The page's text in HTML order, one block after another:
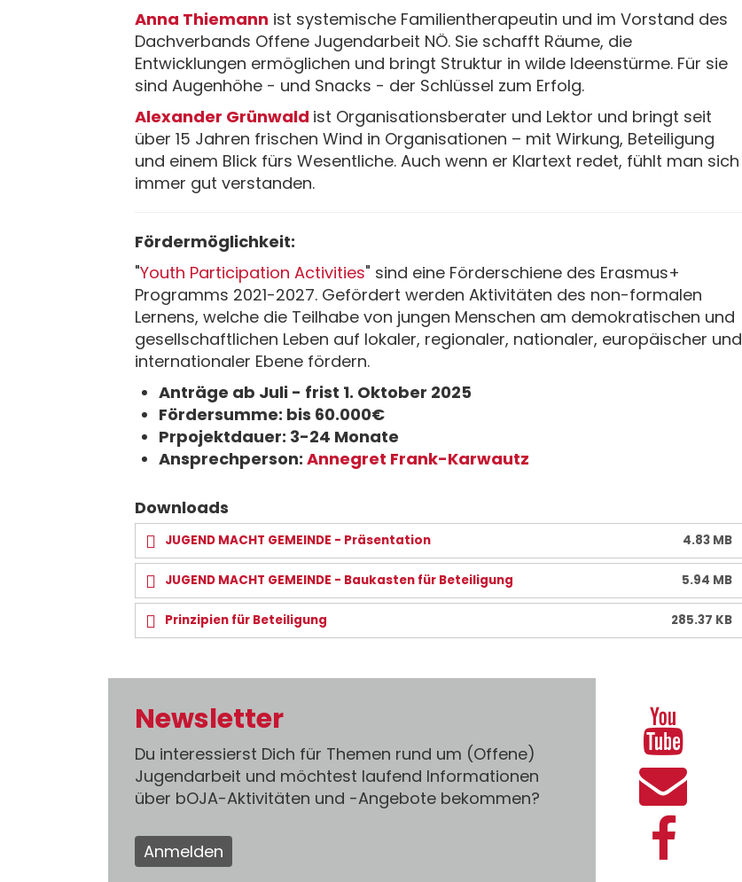
Anna Thiemann ist systemische Familientherapeutin und im Vorstand des
Dachverbands Offene Jugendarbeit NÖ. Sie schafft Räume, die
Entwicklungen ermöglichen und bringt Struktur in wilde Ideenstürme. Für sie
sind Augenhöhe - und Snacks - der Schlüssel zum Erfolg.
Alexander Grünwald ist Organisationsberater und Lektor und bringt seit
über 15 Jahren frischen Wind in Organisationen – mit Wirkung, Beteiligung
und einem Blick fürs Wesentliche. Auch wenn er Klartext redet, fühlt man sich
immer gut verstanden.
Fördermöglichkeit:
"Youth Participation Activities" sind eine Förderschiene des Erasmus+
Programms 2021-2027. Gefördert werden Aktivitäten des non-formalen
Lernens, welche die Teilhabe von jungen Menschen am demokratischen und
gesellschaftlichen Leben auf lokaler, regionaler, nationaler, europäischer und
internationaler Ebene fördern.
Anträge ab Juli - frist 1. Oktober 2025
Fördersumme: bis 60.000€
Prpojektdauer: 3-24 Monate
Ansprechperson: Annegret Frank-Karwautz
Downloads
JUGEND MACHT GEMEINDE - Präsentation 4.83 MB
JUGEND MACHT GEMEINDE - Baukasten für Beteiligung 5.94 MB
Prinzipien für Beteiligung 285.37 KB
Newsletter
Du interessierst Dich für Themen rund um (Offene)
Jugendarbeit und möchtest laufend Informationen
über bOJA-Aktivitäten und -Angebote bekommen?
Anmelden